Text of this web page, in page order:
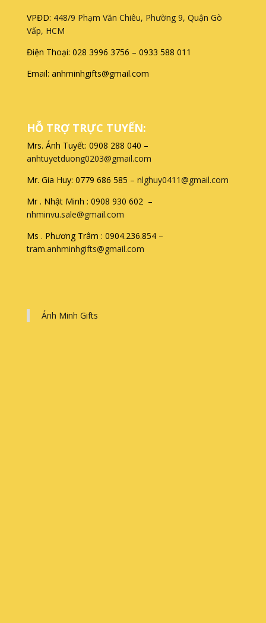
VPĐD: 448/9 Phạm Văn Chiêu, Phường 9, Quận Gò
Vấp, HCM
Điện Thoại: 028 3996 3756 – 0933 588 011
Email: anhminhgifts@gmail.com
HỖ TRỢ TRỰC TUYẾN:
Mrs. Ánh Tuyết: 0908 288 040 –
anhtuyetduong0203@gmail.com
Mr. Gia Huy: 0779 686 585 – nlghuy0411@gmail.com
Mr . Nhật Minh : 0908 930 602 –
nhminvu.sale@gmail.com
Ms . Phương Trâm : 0904.236.854 –
tram.anhminhgifts@gmail.com
Ánh Minh Gifts